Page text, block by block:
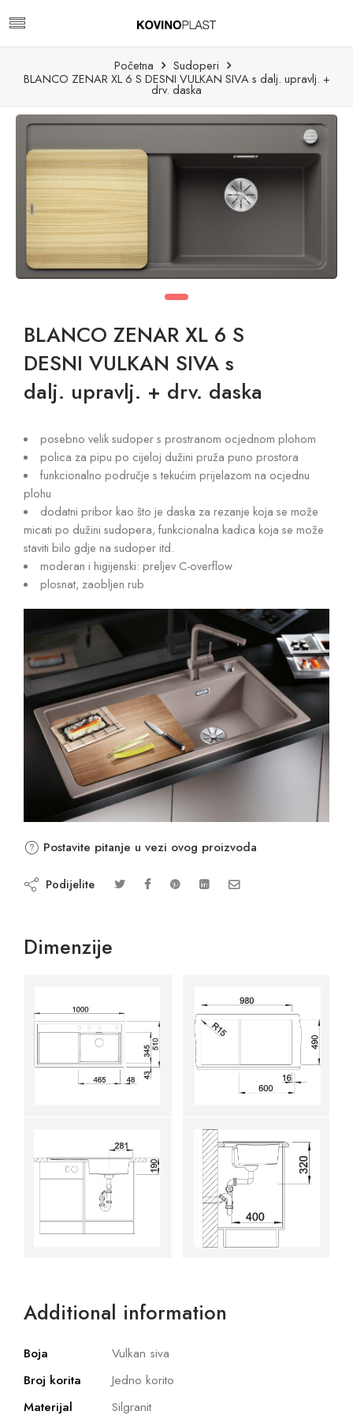
Početna
Sudoperi
BLANCO ZENAR XL 6 S DESNI VULKAN SIVA s dalj. upravlj. +
drv. daska
BLANCO ZENAR XL 6 S
DESNI VULKAN SIVA s
dalj. upravlj. + drv. daska
posebno velik sudoper s prostranom ocjednom plohom
polica za pipu po cijeloj dužini pruža puno prostora
funkcionalno područje s tekućim prijelazom na ocjednu
plohu
dodatni pribor kao što je daska za rezanje koja se može
micati po dužini sudopera, funkcionalna kadica koja se može
staviti bilo gdje na sudoper itd.
moderan i higijenski: preljev C-overflow
plosnat, zaobljen rub
Postavite pitanje u vezi ovog proizvoda
Podijelite
Dimenzije
Additional information
Boja
Vulkan siva
Broj korita
Jedno korito
Materijal
Silgranit